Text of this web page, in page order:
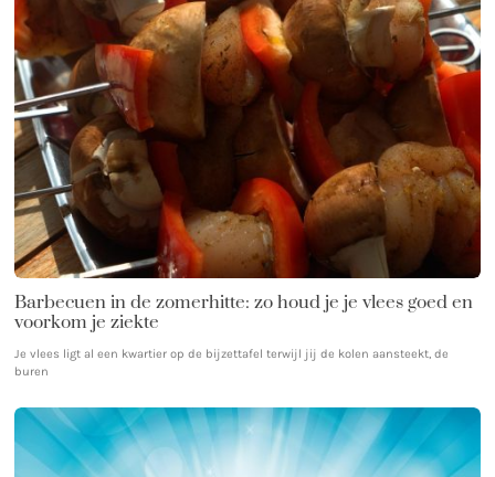
Barbecuen in de zomerhitte: zo houd je je vlees goed en
voorkom je ziekte
Je vlees ligt al een kwartier op de bijzettafel terwijl jij de kolen aansteekt, de
buren